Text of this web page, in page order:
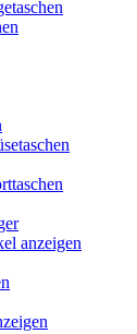
anzeigen